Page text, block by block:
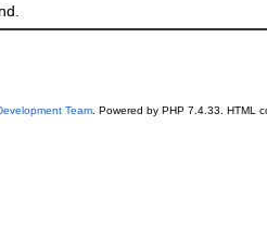
Team. Powered by PHP 7.4.33. HTML